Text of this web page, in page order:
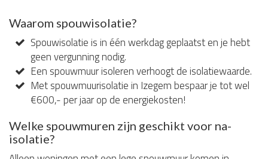
Waarom spouwisolatie?
Spouwisolatie is in één werkdag geplaatst en je hebt
geen vergunning nodig.
Een spouwmuur isoleren verhoogt de isolatiewaarde.
Met spouwmuurisolatie in Izegem bespaar je tot wel
€600,- per jaar op de energiekosten!
Welke spouwmuren zijn geschikt voor na-
isolatie?